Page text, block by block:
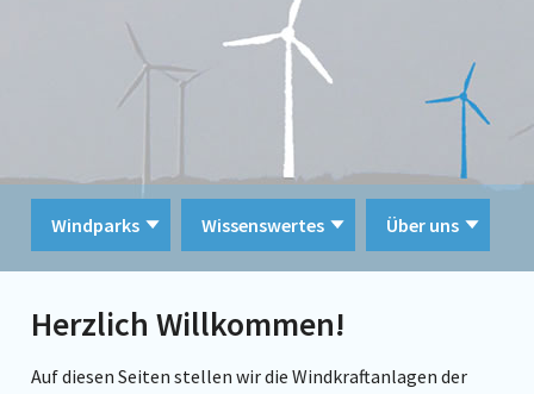
Windparks Wissenswertes Über uns
Herzlich Willkommen!
Auf diesen Seiten stellen wir die Windkraftanlagen der